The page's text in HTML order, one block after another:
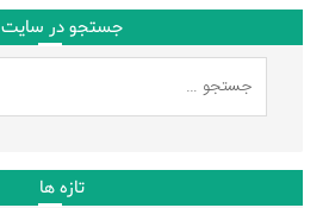
جستجو در سایت
تازه ها